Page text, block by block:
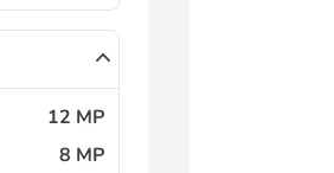
12 MP
8 MP